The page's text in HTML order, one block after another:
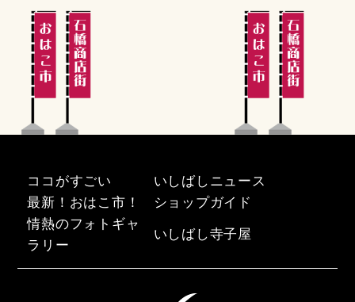
2014年10月
2014年4月
ココがすごい
いしばしニュース
最新！おはこ市！
ショップガイド
情熱のフォトギャ
ラリー
いしばし寺子屋